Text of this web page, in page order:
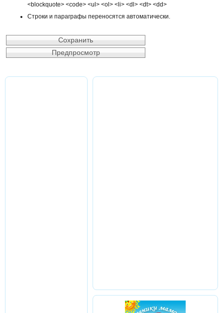
<blockquote> <code> <ul> <ol> <li> <dl> <dt> <dd>
Строки и параграфы переносятся автоматически.